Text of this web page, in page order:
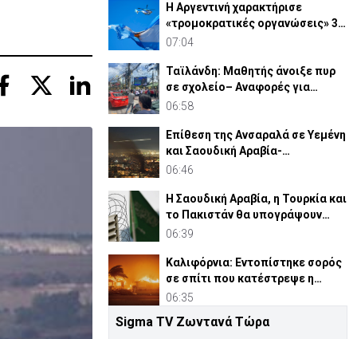
Η Αργεντινή χαρακτήρισε
«τρομοκρατικές οργανώσεις» 3
συμμορίες στον Ισημερινό
07:04
Ταϊλάνδη: Μαθητής άνοιξε πυρ
σε σχολείο– Αναφορές για
νεκρούς και τραυματίες
06:58
Επίθεση της Ανσαραλά σε Υεμένη
και Σαουδική Αραβία-
Τουλάχιστον 58 νεκροί
06:46
Η Σαουδική Αραβία, η Τουρκία και
το Πακιστάν θα υπογράψουν
αμυντική συμφωνία
06:39
Καλιφόρνια: Εντοπίστηκε σορός
σε σπίτι που κατέστρεψε η
μεγάλη πυρκαγιά
06:35
Ο Τραμπ υπόσχεται ξανά ότι «ο
Sigma TV Ζωντανά Τώρα